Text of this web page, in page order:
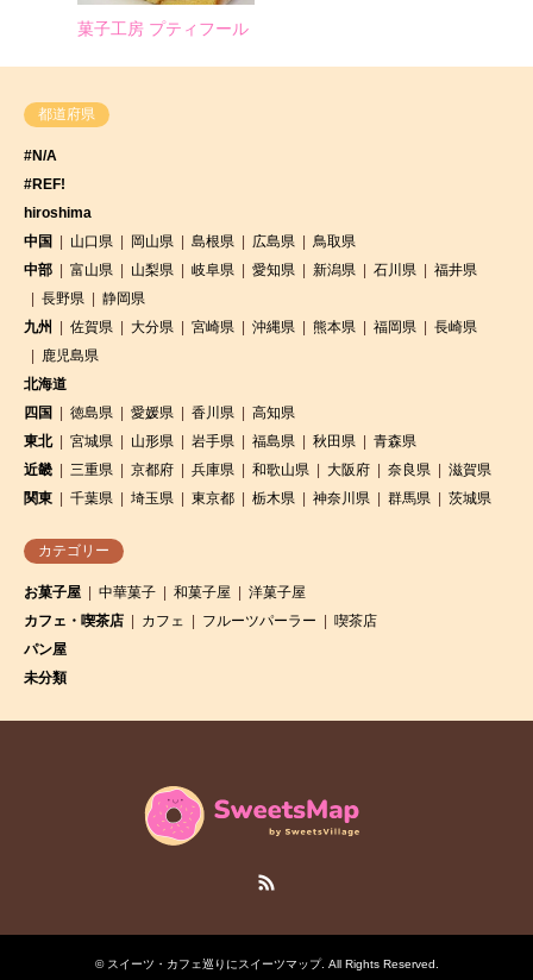
菓子工房 プティフール
都道府県
#N/A
#REF!
hiroshima
中国
山口県 岡山県 島根県 広島県
鳥取県
中部
富山県 山梨県 岐阜県 愛知県 新潟県 石川県
福井県
長野県
静岡県
九州
佐賀県 大分県 宮崎県 沖縄県 熊本県 福岡県
長崎県
鹿児島県
北海道
四国
徳島県 愛媛県 香川県
高知県
東北
宮城県 山形県 岩手県 福島県 秋田県
青森県
近畿
三重県 京都府 兵庫県 和歌山県 大阪府 奈良県
滋賀県
関東
千葉県 埼玉県 東京都 栃木県 神奈川県 群馬県 茨城県
カテゴリー
お菓子屋 中華菓子 和菓子屋
洋菓子屋
カフェ・喫茶店
カフェ フルーツパーラー
喫茶店
パン屋
未分類
© スイーツ・カフェ巡りにスイーツマップ. All Rights Reserved.